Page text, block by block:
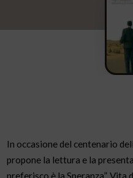
In occasione del centenario
propone la lettura e la
preferisco è la Speranza”. Vita